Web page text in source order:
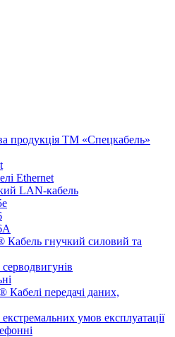
продукція ТМ «Спецкабель»
Ethernet
LAN-кабель
гнучкий силовий та
передачі даних,
умов експлуатації